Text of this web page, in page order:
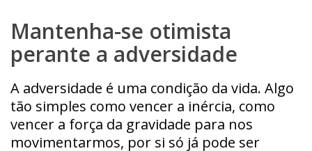
Mantenha-se otimista
perante a adversidade
A adversidade é uma condição da vida. Algo
tão simples como vencer a inércia, como
vencer a força da gravidade para nos
movimentarmos, por si só já pode ser